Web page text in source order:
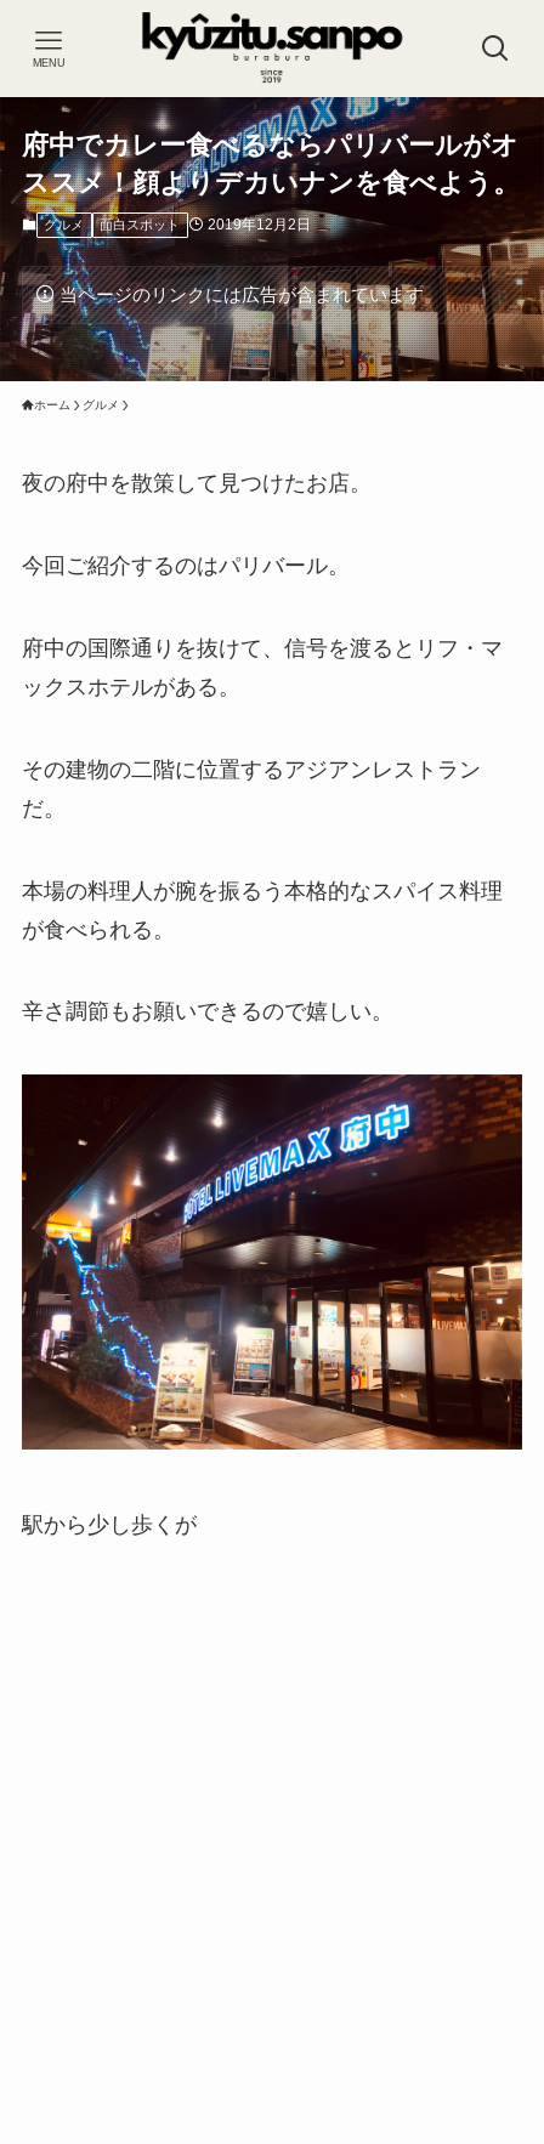
MENU
府中でカレー食べるならパリバールがオ
ススメ！顔よりデカいナンを食べよう。
グルメ 面白スポット 2019年12月2日
当ページのリンクには広告が含まれています。
ホーム グルメ
夜の府中を散策して見つけたお店。
今回ご紹介するのはパリバール。
府中の国際通りを抜けて、信号を渡るとリフ・マ
ックスホテルがある。
その建物の二階に位置するアジアンレストラン
だ。
本場の料理人が腕を振るう本格的なスパイス料理
が食べられる。
辛さ調節もお願いできるので嬉しい。
駅から少し歩くが